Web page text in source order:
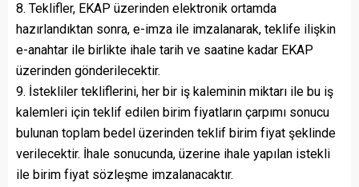
8. Teklifler, EKAP üzerinden elektronik ortamda
hazırlandıktan sonra, e-imza ile imzalanarak, teklife ilişkin
e-anahtar ile birlikte ihale tarih ve saatine kadar EKAP
üzerinden gönderilecektir.
9. İstekliler tekliflerini, her bir iş kaleminin miktarı ile bu iş
kalemleri için teklif edilen birim fiyatların çarpımı sonucu
bulunan toplam bedel üzerinden teklif birim fiyat şeklinde
verilecektir. İhale sonucunda, üzerine ihale yapılan istekli
ile birim fiyat sözleşme imzalanacaktır.